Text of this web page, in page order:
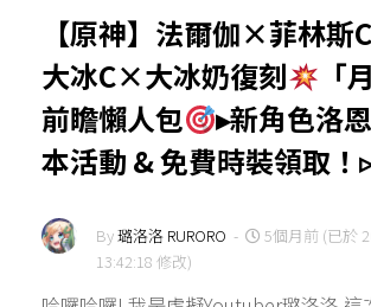
【原神】法爾伽×菲林斯
大冰C×大冰奶復刻
「
前瞻懶人包
▸新角色洛
本活動 & 免費時裝領取！
By璐洛洛 RURORO -
5個月前 (已於
13:42:18 修改)